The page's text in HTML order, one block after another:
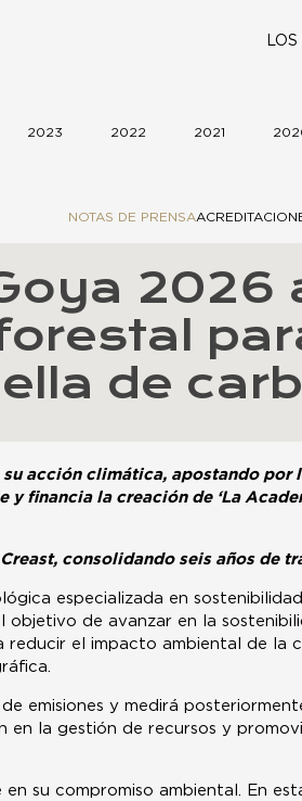
LOS
2023 2022 2021
NOTAS DE PRENSA
2026
de
su acción climática, apostando
y financia la creación de ‘La
consolidando seis años de
especializada en
de avanzar en la
el impacto ambiental de la
emisiones y medirá
en la gestión de recursos y
su compromiso ambiental. En